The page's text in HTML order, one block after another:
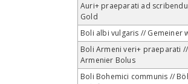
Auri+ praeparati ad
Gold
Boli albi vulgaris // Gemeiner
Boli Armeni veri+ praeparati
Armenier Bolus
Boli Bohemici communis //